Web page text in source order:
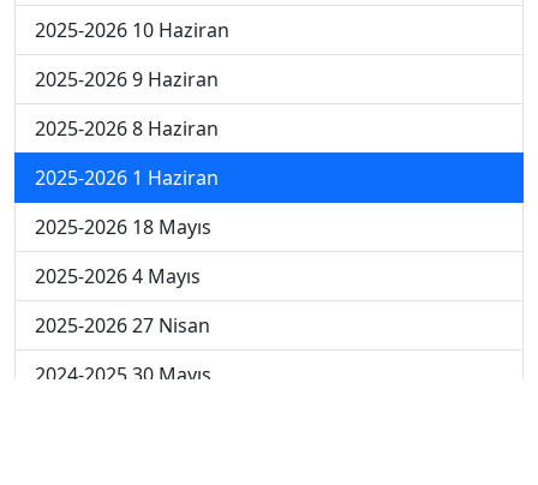
2025-2026 10 Haziran
2025-2026 9 Haziran
2025-2026 8 Haziran
2025-2026 1 Haziran
2025-2026 18 Mayıs
2025-2026 4 Mayıs
2025-2026 27 Nisan
2024-2025 30 Mayıs